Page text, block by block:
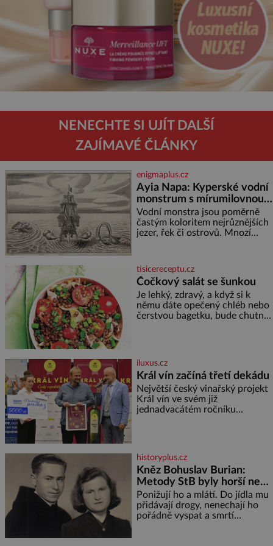
NENECHTE SI UJÍT DALŠÍ
ZAJÍMAVÉ ČLÁNKY
enigmaplus.cz
Ayia Napa: Kyperské vodní
monstrum s mírumilovnou
povahou
Vodní monstra jsou poměrně
častým koloritem nejrůznějších
jezer, řek či ostrovů. Mnozí
přitáhnout k němu pozornost
záhadám nakloněných turi
tisicereceptu.cz
Čočkový salát se šunkou
Je lehký, zdravý, a když si k
němu dáte opečený chléb nebo
čerstvou bagetku, bude chutnat
cibule 2 lžíce
iluxus.cz
Král vín začíná třetí dekádu
Největší český vinařský projekt
Král vín ve svém již
jednadvacátém ročníku
historyplus.cz
Kněz Bohuslav Burian:
Metody StB byly horší než
gestapácké trýznění
Ponižují ho a mlátí. Do jídla mu
přidávají drogy, nenechají ho
pořádně vyspat a smrtí